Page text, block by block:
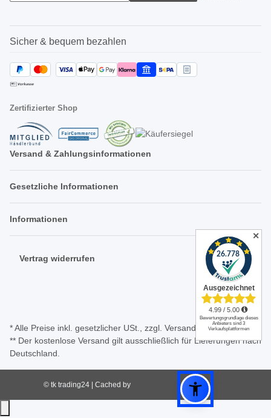
Sicher & bequem bezahlen
Zertifizierter Shop
Versand & Zahlungsinformationen
Gesetzliche Informationen
Informationen
Vertrag widerrufen
* Alle Preise inkl. gesetzlicher USt., zzgl. Versand
** Der kostenlose Versand gilt ausschließlich für Lieferungen nach
Deutschland.
© tk trading24 | Cached by ecomDATA LiteSpeed Cache
✕